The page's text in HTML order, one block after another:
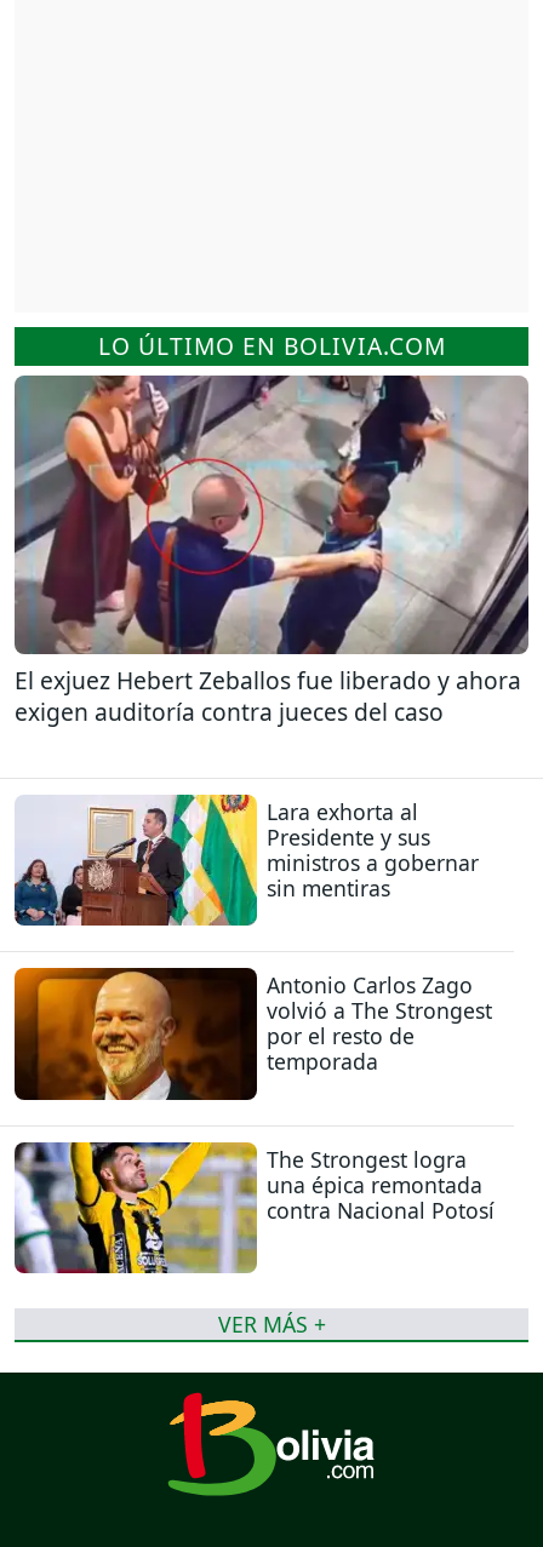
LO ÚLTIMO EN BOLIVIA.COM
El exjuez Hebert Zeballos fue liberado y ahora
exigen auditoría contra jueces del caso
Lara exhorta al
Presidente y sus
ministros a gobernar
sin mentiras
Antonio Carlos Zago
volvió a The Strongest
por el resto de
temporada
The Strongest logra
una épica remontada
contra Nacional Potosí
VER MÁS +